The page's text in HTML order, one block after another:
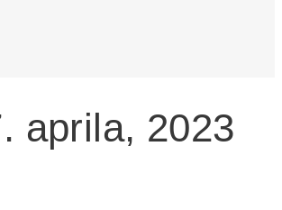
aprila, 2023